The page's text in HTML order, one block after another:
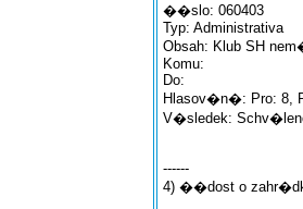
��slo: 060403
Typ: Administrativa
Obsah: Klub SH
Komu:
Do:
Hlasov�n�: Pro: 8,
V�sledek:
------
4) ��dost o